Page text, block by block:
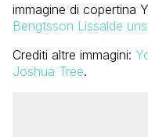
immagine di copertina
Bengtsson Lissalde
Crediti altre immagini:
Joshua Tree.